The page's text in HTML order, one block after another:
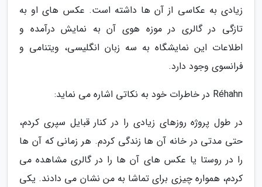
زیادی به عکاسی از آن ها داشته است. عکس های او به
تازگی در گالری در موزه هوی آن به نمایش درآمده و
اطلاعات این نمایشگاه به سه زبان انگلیسی، ویتنامی و
فرانسوی وجود دارد.
Réhahn در خاطرات خود به نکاتی اشاره می نماید:
در طول پروژه روزهای زیادی را در کنار قبایل سپری کردم،
حتی مدتی در خانه آن ها زندگی کردم. هر زمانی که آن ها
را در روستا یا عکس های آن ها را در گالری مشاهده می
کردم، همواره چیزی برای تماشا به من نشان می دادند. یکی